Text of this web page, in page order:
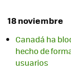
18 noviembre
Canadá ha
hecho de
usuarios